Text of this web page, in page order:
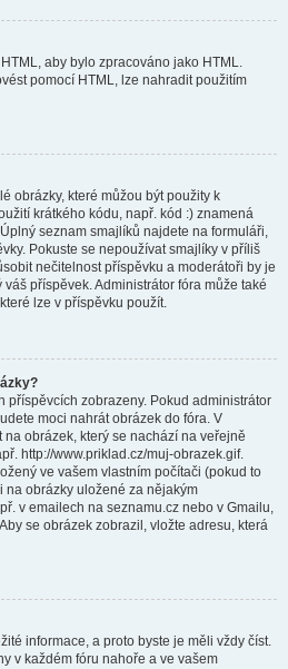
aby bylo zpracováno jako HTML.
pomocí HTML, lze nahradit použitím
obrázky, které můžou být použity k
krátkého kódu, např. kód :) znamená
seznam smajlíků najdete na formuláři,
Pokuste se nepoužívat smajlíky v příliš
nečitelnost příspěvku a moderátoři by je
příspěvek. Administrátor fóra může také
lze v příspěvku použít.
příspěvcích zobrazeny. Pokud administrátor
moci nahrát obrázek do fóra. V
obrázek, který se nachází na veřejně
http://www.priklad.cz/muj-obrazek.gif.
ve vašem vlastním počítači (pokud to
obrázky uložené za nějakým
v emailech na seznamu.cz nebo v Gmailu,
se obrázek zobrazil, vložte adresu, která
informace, a proto byste je měli vždy číst.
v každém fóru nahoře a ve vašem